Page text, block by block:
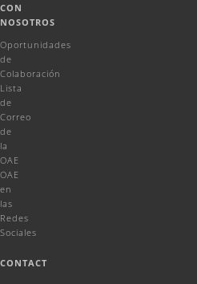
CON
NOSOTROS
Oportunidades
de
Colaboración
Lista
de
Correo
de
la
OAE
OAE
en
las
Redes
Sociales
CONTACT